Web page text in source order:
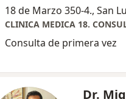
18 de Marzo 350-4., San
CLINICA MEDICA 18.
Consulta de primera vez
Dr.